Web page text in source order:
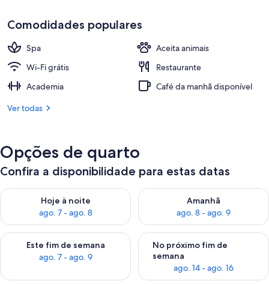
Quarto casal superluxo, vista para a
Comodidades populares
Spa
Aceita animais
Wi-Fi grátis
Restaurante
Academia
Café da manhã disponível
Ver todas
Opções de quarto
Confira a disponibilidade para estas datas
Hoje à noite
ago. 7 - ago. 8
Verifica a disponibilidade para esta noite, ago. 7 - ago. 8
Amanhã
ago. 8 - ago. 9
Verifica a disponibilidade
Este fim de semana
ago. 7 - ago. 9
Verifica a disponibilidade para este fim de semana, ago. 7 -
No próximo fim de
semana
ago. 14 - ago. 16
Verifica a disponibilidade